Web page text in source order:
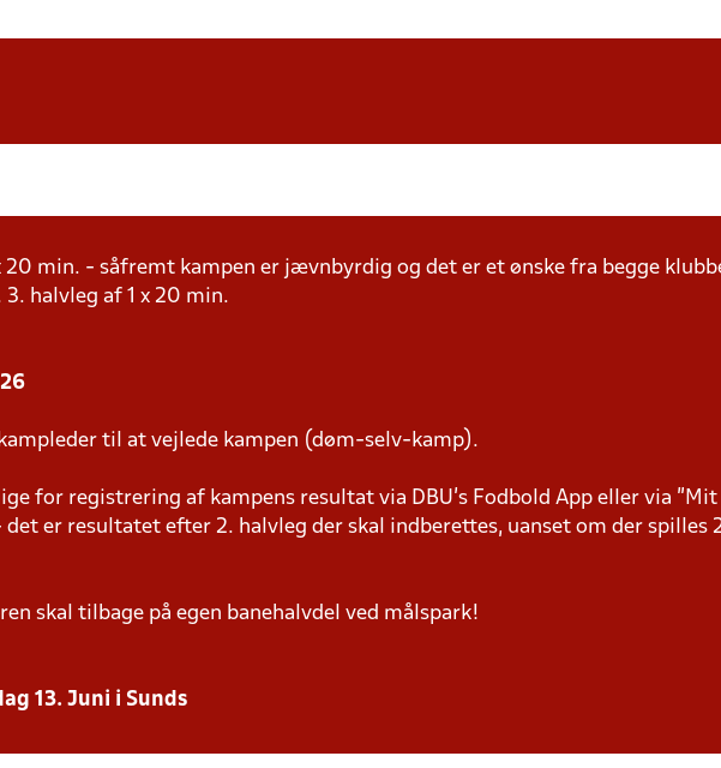
20 min. - såfremt kampen er jævnbyrdig og det er et ønske fra begge
halvleg af 1 x 20 min.
til at vejlede kampen (døm-selv-kamp).
for registrering af kampens resultat via DBU’s Fodbold App eller via ”Mit
det er resultatet efter 2. halvleg der skal indberettes, uanset om der spilles
skal tilbage på egen banehalvdel ved målspark!
13. Juni i Sunds